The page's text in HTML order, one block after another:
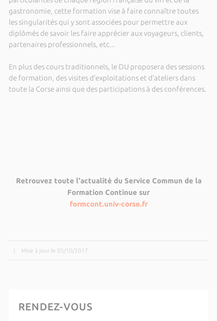
gastronomie, cette formation vise à faire connaître toutes
les singularités qui y sont associées pour permettre aux
diplômés de savoir les faire apprécier aux voyageurs, clients,
partenaires professionnels, etc...
En plus des cours traditionnels, le DU proposera des sessions
de formation, des visites d’exploitations et d’ateliers dans
toute la Corse ainsi que des participations à des conférences.
Retrouvez toute l'actualité du Service Commun de la
Formation Continue sur
formcont.univ-corse.fr
Mise à jour le 05/10/2017
RENDEZ-VOUS